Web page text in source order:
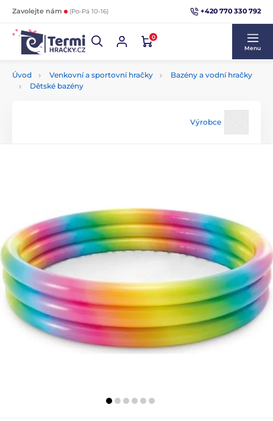
Zavolejte nám (Po-Pá 10-16) +420 770 330 792
0
Menu
Úvod Venkovní a sportovní hračky
Bazény a vodní hračky
Dětské bazény
Výrobce